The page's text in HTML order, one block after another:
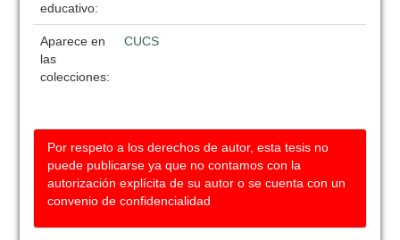
educativo:
Aparece en
las
colecciones:
CUCS
Por respeto a los derechos de autor, esta tesis no
puede publicarse ya que no contamos con la
autorización explícita de su autor o se cuenta con un
convenio de confidencialidad